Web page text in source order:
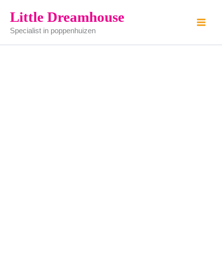
naar
inhoud
Little Dreamhouse
Specialist in poppenhuizen
set
aantal